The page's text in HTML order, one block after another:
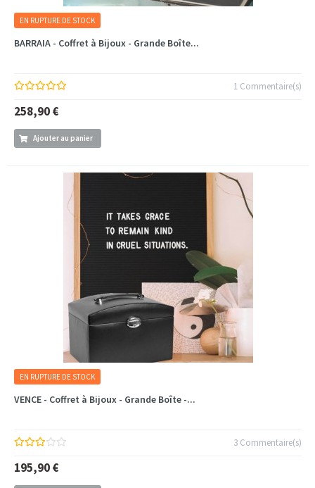
EN RUPTURE DE STOCK
BARRAIA - Coffret à Bijoux - Grande Boîte...
1 Commentaire(s)
258,90 €
Ajouter au panier
EN RUPTURE DE STOCK
VENCE - Coffret à Bijoux - Grande Boîte -...
3 Commentaire(s)
195,90 €